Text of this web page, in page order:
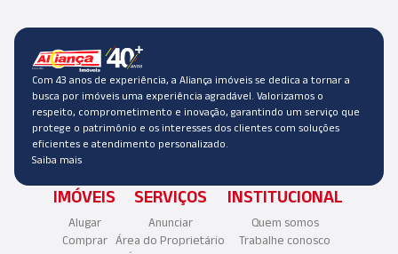
Com 43 anos de experiência, a Aliança imóveis se dedica a tornar a
busca por imóveis uma experiência agradável. Valorizamos o
respeito, comprometimento e inovação, garantindo um serviço que
protege o patrimônio e os interesses dos clientes com soluções
eficientes e atendimento personalizado.
Saiba mais
IMÓVEIS
Alugar
Comprar
SERVIÇOS
Anunciar
Área do Proprietário
INSTITUCIONAL
Quem somos
Trabalhe conosco